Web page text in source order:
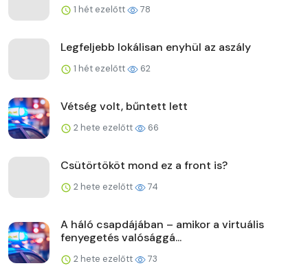
1 hét ezelőtt 78
Legfeljebb lokálisan enyhül az aszály
1 hét ezelőtt 62
Vétség volt, bűntett lett
2 hete ezelőtt 66
Csütörtököt mond ez a front is?
2 hete ezelőtt 74
A háló csapdájában – amikor a virtuális
fenyegetés valósággá...
2 hete ezelőtt 73